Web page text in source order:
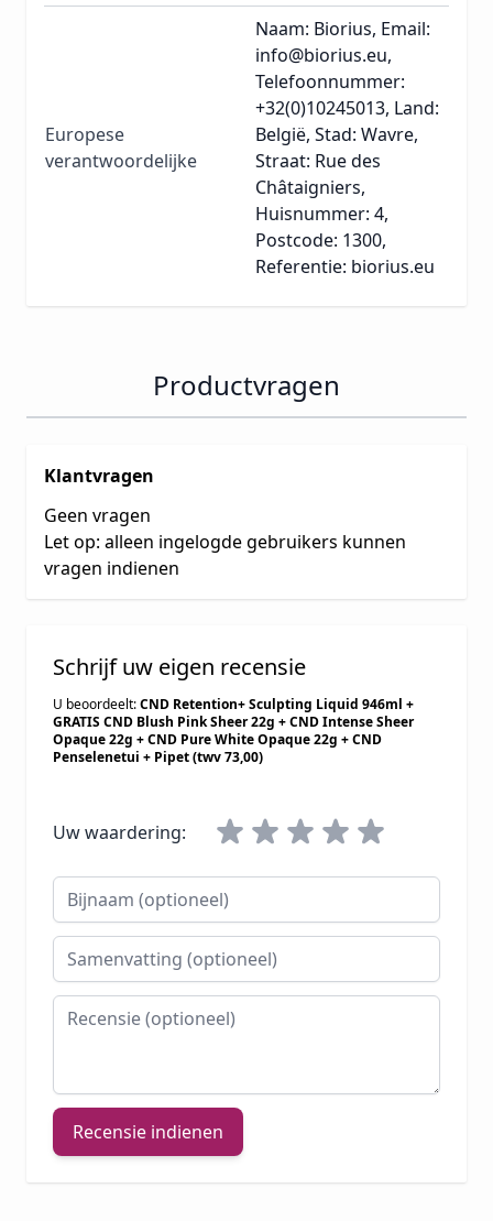
Europese
verantwoordelijke
Naam: Biorius, Email:
info@biorius.eu,
Telefoonnummer:
+32(0)10245013, Land:
België, Stad: Wavre,
Straat: Rue des
Châtaigniers,
Huisnummer: 4,
Postcode: 1300,
Referentie: biorius.eu
Productvragen
Klantvragen
Geen vragen
Let op: alleen ingelogde gebruikers kunnen
vragen indienen
Schrijf uw eigen recensie
U beoordeelt:CND Retention+ Sculpting Liquid 946ml +
GRATIS CND Blush Pink Sheer 22g + CND Intense Sheer
Opaque 22g + CND Pure White Opaque 22g + CND
Penselenetui + Pipet (twv 73,00)
Uw waardering:
Bijnaam
Samenvatting
Recensie
Recensie indienen